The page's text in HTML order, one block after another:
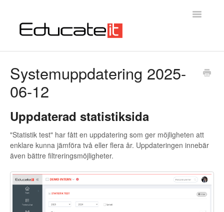
Toggle
Kontakta oss
Systemuppdatering 2025-
06-12
Uppdaterad statistiksida
"Statistik test" har fått en uppdatering som ger möjligheten att
enklare kunna jämföra två eller flera år. Uppdateringen innebär
även bättre filtreringsmöjligheter.